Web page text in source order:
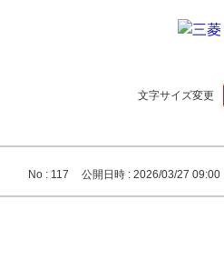
文字サイズ変更
No : 117 公開日時 : 2026/03/27 09:00